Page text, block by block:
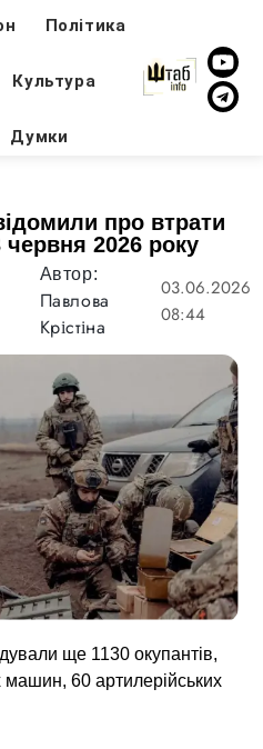
Політика
Культура
Думки
про втрати
2026 року
Автор:
Павлова
Крістіна
03.06.2026
08:44
ще 1130 окупантів,
60 артилерійських